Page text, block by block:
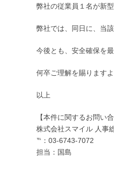
弊社の従業員１名が新
弊社では、同日に、当
今後とも、安全確保を
何卒ご理解を賜ります
以上
【本件に関するお問い合
株式会社スマイル 人事
℡：03-6743-7072
担当：国島